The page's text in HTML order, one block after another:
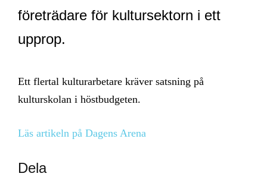
företrädare för kultursektorn i ett
upprop.
Ett flertal kulturarbetare kräver satsning på
kulturskolan i höstbudgeten.
Läs artikeln på Dagens Arena
Dela